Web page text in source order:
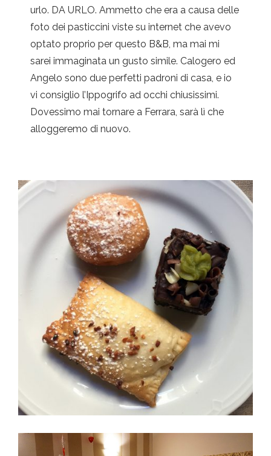
urlo. DA URLO. Ammetto che era a causa delle
foto dei pasticcini viste su internet che avevo
optato proprio per questo B&B, ma mai mi
sarei immaginata un gusto simile. Calogero ed
Angelo sono due perfetti padroni di casa, e io
vi consiglio l’Ippogrifo ad occhi chiusissimi.
Dovessimo mai tornare a Ferrara, sarà lì che
alloggeremo di nuovo.